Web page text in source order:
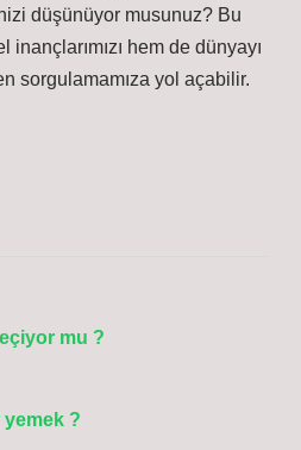
düşünüyor musunuz? Bu
hem de dünyayı
sorgulamamıza yol açabilir.
mu ?
?